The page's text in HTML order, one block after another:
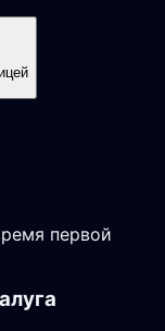
первой